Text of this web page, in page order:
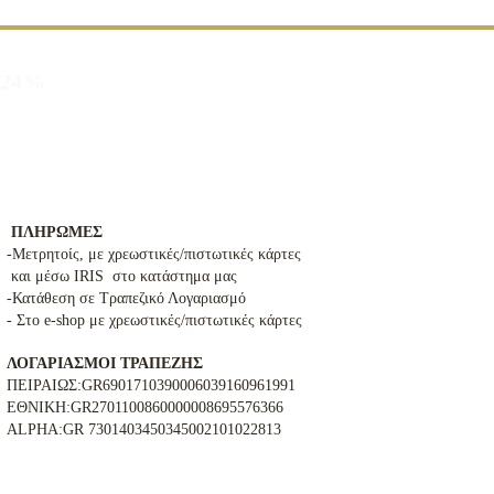
ΠΛΗΡΩΜΕΣ
-Μετρητοίς, με χρεωστικές/πιστωτικές κάρτες
και μέσω IRIS στο κατάστημα μας
-Κατάθεση σε Τραπεζικό Λογαριασμό
- Στο e-shop με χρεωστικές/πιστωτικές κάρτες
ΛΟΓΑΡΙΑΣΜΟΙ ΤΡΑΠΕΖΗΣ
ΠΕΙΡΑΙΩΣ:GR6901710390006039160961991
ΕΘΝΙΚΗ:GR2701100860000008695576366
ALPHA:GR 7301403450345002101022813